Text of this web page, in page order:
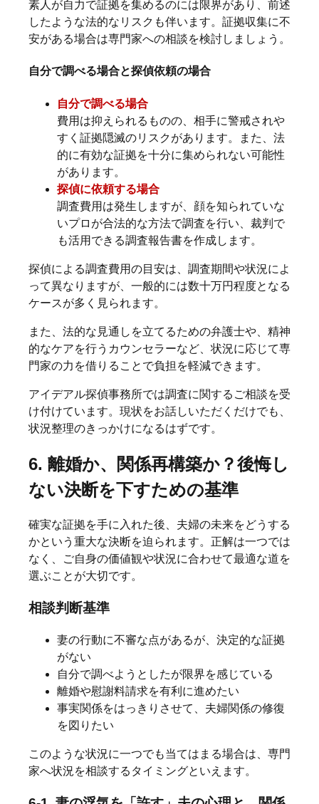
素人が自力で証拠を集めるのには限界があり、前述
したような法的なリスクも伴います。証拠収集に不
安がある場合は専門家への相談を検討しましょう。
自分で調べる場合と探偵依頼の場合
自分で調べる場合
費用は抑えられるものの、相手に警戒されや
すく証拠隠滅のリスクがあります。また、法
的に有効な証拠を十分に集められない可能性
があります。
探偵に依頼する場合
調査費用は発生しますが、顔を知られていな
いプロが合法的な方法で調査を行い、裁判で
も活用できる調査報告書を作成します。
探偵による調査費用の目安は、調査期間や状況によ
って異なりますが、一般的には数十万円程度となる
ケースが多く見られます。
また、法的な見通しを立てるための弁護士や、精神
的なケアを行うカウンセラーなど、状況に応じて専
門家の力を借りることで負担を軽減できます。
アイデアル探偵事務所では調査に関するご相談を受
け付けています。現状をお話しいただくだけでも、
状況整理のきっかけになるはずです。
6. 離婚か、関係再構築か？後悔し
ない決断を下すための基準
確実な証拠を手に入れた後、夫婦の未来をどうする
かという重大な決断を迫られます。正解は一つでは
なく、ご自身の価値観や状況に合わせて最適な道を
選ぶことが大切です。
相談判断基準
妻の行動に不審な点があるが、決定的な証拠
がない
自分で調べようとしたが限界を感じている
離婚や慰謝料請求を有利に進めたい
事実関係をはっきりさせて、夫婦関係の修復
を図りたい
このような状況に一つでも当てはまる場合は、専門
家へ状況を相談するタイミングといえます。